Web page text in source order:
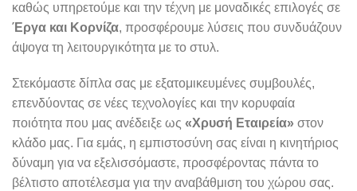
καθώς υπηρετούμε και την τέχνη με μοναδικές επιλογές σε
Έργα και Κορνίζα, προσφέρουμε λύσεις που συνδυάζουν
άψογα τη λειτουργικότητα με το στυλ.
Στεκόμαστε δίπλα σας με εξατομικευμένες συμβουλές,
επενδύοντας σε νέες τεχνολογίες και την κορυφαία
ποιότητα που μας ανέδειξε ως «Χρυσή Εταιρεία» στον
κλάδο μας. Για εμάς, η εμπιστοσύνη σας είναι η κινητήριος
δύναμη για να εξελισσόμαστε, προσφέροντας πάντα το
βέλτιστο αποτέλεσμα για την αναβάθμιση του χώρου σας.